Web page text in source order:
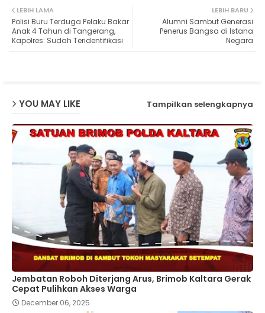
ter ats
LEBIH BARU
Alumni Sambut Generasi
Penerus Bangsa di Istana
Negara
LEBIH LAMA
Polisi Buru Terduga Pelaku Bakar
Anak 4 Tahun di Tangerang,
Kapolres: Sudah Teridentifikasi
YOU MAY LIKE Tampilkan selengkapnya
Jembatan Roboh Diterjang Arus, Brimob Kaltara Gerak
Cepat Pulihkan Akses Warga
December 06, 2025